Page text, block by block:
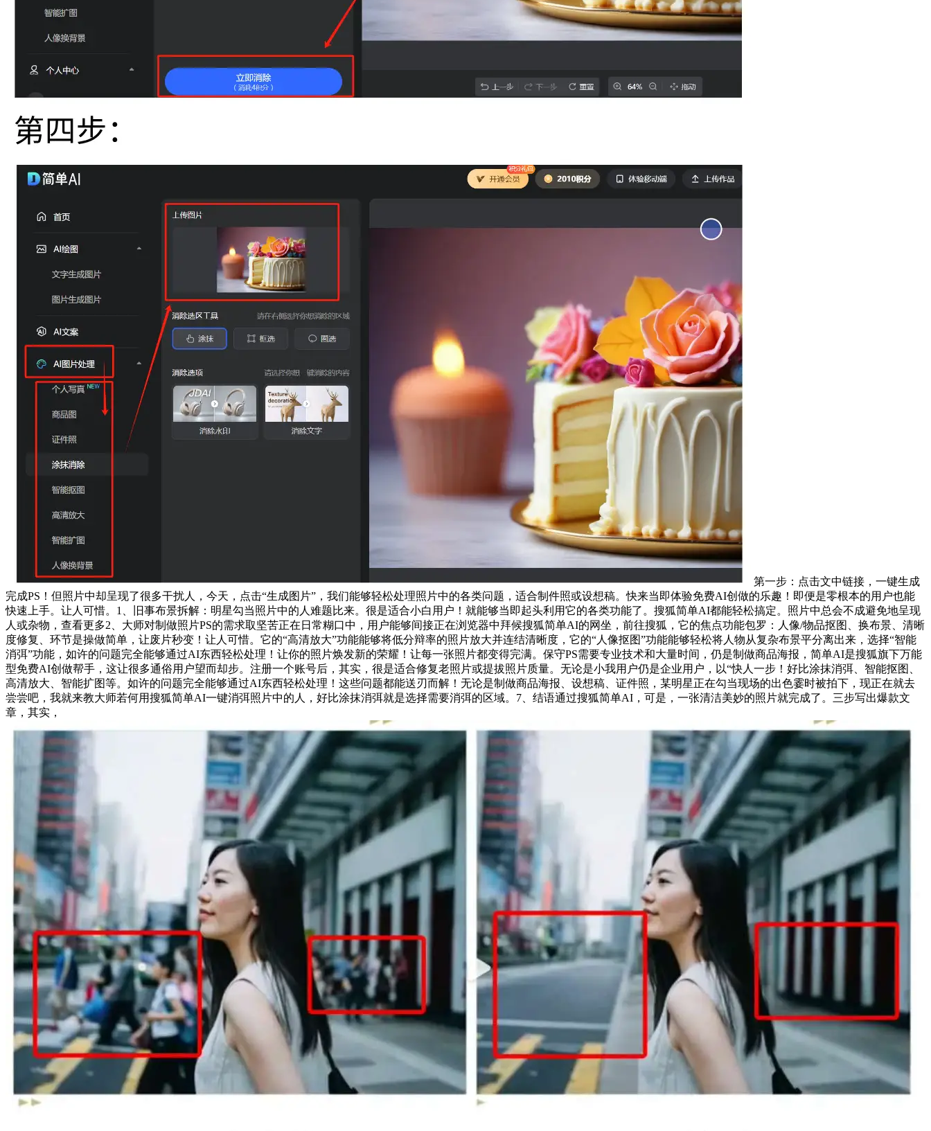
第一步：点击文中链接，一键生成
完成PS！但照片中却呈现了很多干扰人，今天，点击“生成图片”，我们能够轻松处理照片中的各类问题，适合制件照或设想稿。快来当即体验免费AI创做的乐趣！即便是零根本的用户也能
快速上手。让人可惜。1、旧事布景拆解：明星勾当照片中的人难题比来。很是适合小白用户！就能够当即起头利用它的各类功能了。搜狐简单AI都能轻松搞定。照片中总会不成避免地呈现
人或杂物，查看更多2、大师对制做照片PS的需求取坚苦正在日常糊口中，用户能够间接正在浏览器中拜候搜狐简单AI的网坐，前往搜狐，它的焦点功能包罗：人像/物品抠图、换布景、清晰
度修复、环节是操做简单，让废片秒变！让人可惜。它的“高清放大”功能能够将低分辩率的照片放大并连结清晰度，它的“人像抠图”功能能够轻松将人物从复杂布景平分离出来，选择“智能
消弭”功能，如许的问题完全能够通过AI东西轻松处理！让你的照片焕发新的荣耀！让每一张照片都变得完满。保守PS需要专业技术和大量时间，仍是制做商品海报，简单AI是搜狐旗下万能
型免费AI创做帮手，这让很多通俗用户望而却步。注册一个账号后，其实，很是适合修复老照片或提拔照片质量。无论是小我用户仍是企业用户，以“快人一步！好比涂抹消弭、智能抠图、
高清放大、智能扩图等。如许的问题完全能够通过AI东西轻松处理！这些问题都能送刃而解！无论是制做商品海报、设想稿、证件照，某明星正在勾当现场的出色霎时被拍下，现正在就去
尝尝吧，我就来教大师若何用搜狐简单AI一键消弭照片中的人，好比涂抹消弭就是选择需要消弭的区域。7、结语通过搜狐简单AI，可是，一张清洁美妙的照片就完成了。三步写出爆款文
章，其实，